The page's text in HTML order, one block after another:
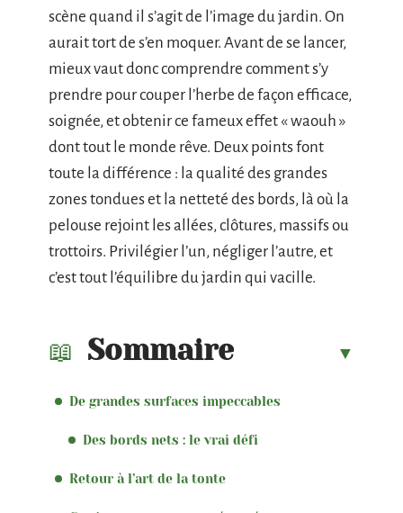
scène quand il s’agit de l’image du jardin. On
aurait tort de s’en moquer. Avant de se lancer,
mieux vaut donc comprendre comment s’y
prendre pour couper l’herbe de façon efficace,
soignée, et obtenir ce fameux effet « waouh »
dont tout le monde rêve. Deux points font
toute la différence : la qualité des grandes
zones tondues et la netteté des bords, là où la
pelouse rejoint les allées, clôtures, massifs ou
trottoirs. Privilégier l’un, négliger l’autre, et
c’est tout l’équilibre du jardin qui vacille.
Sommaire
De grandes surfaces impeccables
Des bords nets : le vrai défi
Retour à l’art de la tonte